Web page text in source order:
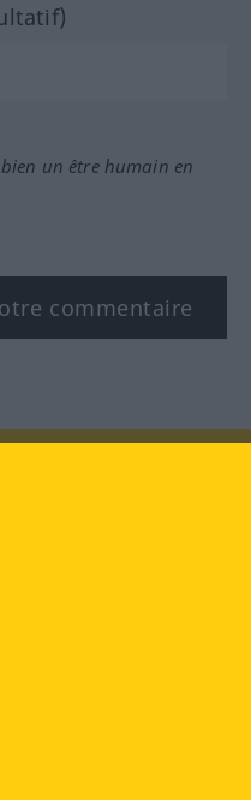
un être humain en
commentaire